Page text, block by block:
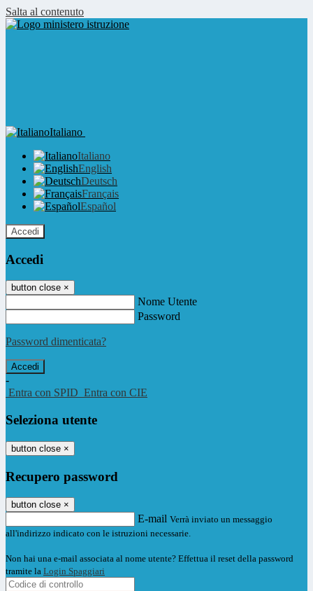
Salta al contenuto
Italiano
Italiano
English
Deutsch
Français
Español
Accedi
Accedi
button close ×
Nome Utente
Password
Password dimenticata?
-
Entra con SPID Entra con CIE
Seleziona utente
button close ×
Recupero password
button close ×
E-mail Verrà inviato un messaggio
all'indirizzo indicato con le istruzioni necessarie.
Non hai una e-mail associata al nome utente? Effettua il reset della password
tramite la Login Spaggiari